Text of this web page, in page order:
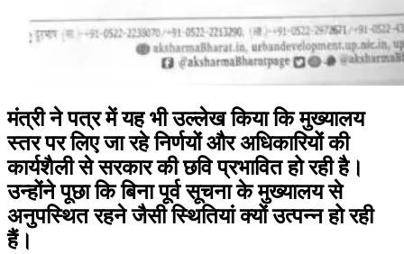
मंत्री ने पत्र में यह भी उल्लेख किया कि मुख्यालय
स्तर पर लिए जा रहे निर्णयों और अधिकारियों की
कार्यशैली से सरकार की छवि प्रभावित हो रही है।
उन्होंने पूछा कि बिना पूर्व सूचना के मुख्यालय से
अनुपस्थित रहने जैसी स्थितियां क्यों उत्पन्न हो रही
हैं।